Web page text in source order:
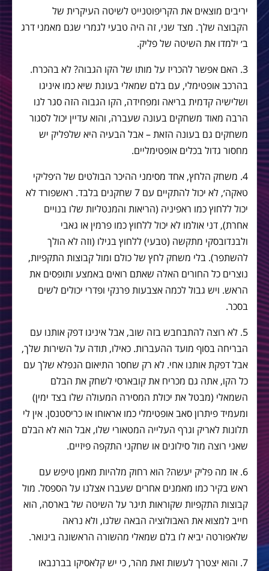
יריבים מוצאים את הקריפוטנייט לשיטה העיקרית של
הקבוצה שלך. מצד שני, זה היה טבעי לגמרי שגם מאמני דרג
ב׳ ילמדו את השיטה של פליק.
3. האם אפשר להכריז על מותו של הקו הגבוה? לא בהכרח.
בהרכב אופטימלי, עם בלם שמאלי בעונת שיא כמו איניגו
ושלישיה קדמית בריאה ומפחידה, הקו הגבוה הזה סגר לנו
הרבה מאוד משחקים בעונה שעברה, והוא עדיין יכול לסגור
משחקים גם בעונה הזאת – אבל הבעיה היא שלפליק יש
מחסור גדול בכלים אופטימליים.
4. משחק הלחץ, אחד מסימני ההיכר הבולטים של ה׳פליקי
טאקה׳, לא יכול להתקיים עם 7 שחקנים בלבד. ראשפורד לא
יכול ללחוץ כמו ראפיניה (הריאות והמנטליות שלו בנויים
אחרת), דני אולמו לא יכול ללחוץ כמו פרמין או גאבי
ולבנדובסקי מתקשה (טבעי) ללחוץ בגילו (וזה לא הולך
להשתפר). בלי משחק לחץ של כולם ומול קבוצות התקפיות,
נוצרים כל החורים האלה שאתם רואים באמצע ותופסים את
הראש. ויש גבול לכמה אצבעות פרנקי ופדרי יכולים לשים
בסכר.
5. לא רוצה להתבחבש בזה שוב, אבל איניגו דפק אותנו עם
הבריחה בסוף מועד ההעברות. כאילו, תודה על השירות שלך,
אבל דפקת אותנו אחי. לא רק שחסר התיאום הנפלא שלך עם
כל הקו, אתה גם מכריח את קובארסי לשחק את הבלם
השמאלי (מבטל את יכולת המסירה המעולה שלו בצד ימין)
ומעמיד פיתרון סאב אופטימלי כמו אראוחו או כריסטנסן. אין לי
תלונות לאריק וגרף העלייה המטאורי שלו, אבל הוא לא הבלם
שאני רוצה מול סילונים או שחקני התקפה פיזיים.
6. אז מה פליק יעשה? הוא רחוק מלהיות מאמן טיפש עם
ראש בקיר כמו מאמנים אחרים שעברו אצלנו על הספסל. מול
קבוצות התקפיות שקוראות תיגר על השיטה של בארסה, הוא
חייב למצוא את האבולוציה הבאה שלנו, ולא נראה
שלאפורטה יביא לו בלם שמאלי מהשורה הראשונה בינואר.
7. והוא יצטרך לעשות זאת מהר, כי יש קלאסיקו בברנבאו